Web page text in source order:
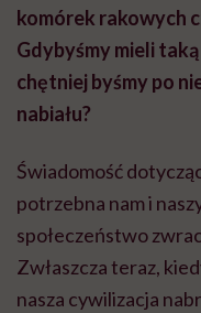
komórek rakowych
Gdybyśmy mieli
chętniej byśmy po
nabiału?
Świadomość
potrzebna nam i
społeczeństwo
Zwłaszcza teraz,
nasza cywilizacja